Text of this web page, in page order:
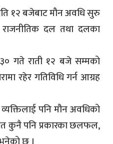
१२ बजेबाट मौन अवधि सुरु
दल तथा दलका
गते राती १२ बजे सम्मको
रहेर गतिविधि गर्न आग्रह
पनि मौन अवधिको
कुनै पनि प्रकारका छलफल,